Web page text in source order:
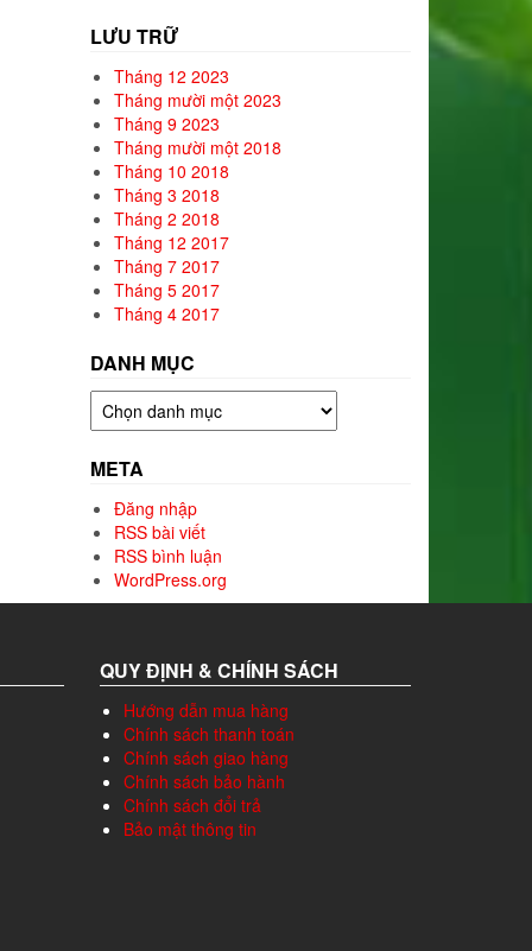
LƯU TRỮ
Tháng 12 2023
Tháng mười một 2023
Tháng 9 2023
Tháng mười một 2018
Tháng 10 2018
Tháng 3 2018
Tháng 2 2018
Tháng 12 2017
Tháng 7 2017
Tháng 5 2017
Tháng 4 2017
DANH MỤC
Danh
mục
META
Đăng nhập
RSS bài viết
RSS bình luận
WordPress.org
QUY ĐỊNH & CHÍNH SÁCH
Hướng dẫn mua hàng
Chính sách thanh toán
Chính sách giao hàng
Chính sách bảo hành
Chính sách đổi trả
Bảo mật thông tin